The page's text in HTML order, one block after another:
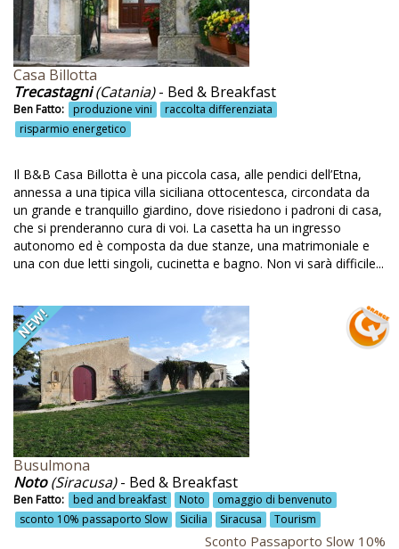
Omaggi di benvenuto
Omaggio agli ospiti
Omaggio benvenuto
Omaggio di benvenuto
Ortezzano
Orti
Orto
Orto bio
Orto biologico
Orto sinergico
Osimo
Padova
Paesaggi
Palermo
Palestra
Panificazione
Casa Billotta
Trecastagni(Catania)- Bed & Breakfast
Ben Fatto: produzione vini
raccolta differenziata
risparmio energetico
Il B&B Casa Billotta è una piccola casa, alle pendici dell’Etna,
annessa a una tipica villa siciliana ottocentesca, circondata da
un grande e tranquillo giardino, dove risiedono i padroni di casa,
che si prenderanno cura di voi. La casetta ha un ingresso
autonomo ed è composta da due stanze, una matrimoniale e
una con due letti singoli, cucinetta e bagno. Non vi sarà difficile...
Busulmona
Noto(Siracusa)- Bed & Breakfast
Ben Fatto: bed and breakfast Noto
omaggio di benvenuto
sconto 10% passaporto Slow
Sicilia Siracusa Tourism
Sconto Passaporto Slow 10%